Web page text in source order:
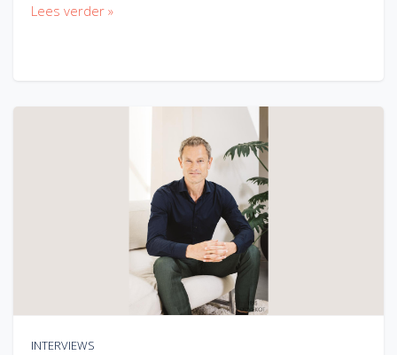
Lees verder »
INTERVIEWS